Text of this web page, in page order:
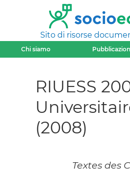
Sito di risorse
Chi siamo
RIUESS
(2008)
Textes des